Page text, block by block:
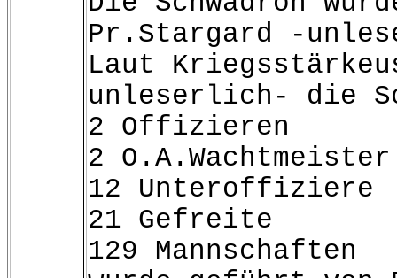
Pr.Stargard -
Laut
unleserlich- die
2 Offizieren
2
12 Unteroffiziere
21 Gefreite
129 Mannschaften